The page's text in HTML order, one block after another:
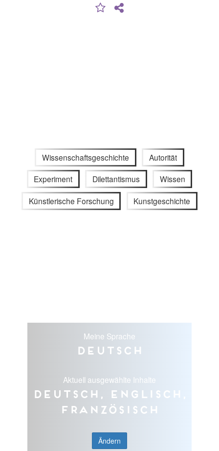
Wissenschaftsgeschichte Autorität
Experiment Dilettantismus Wissen
Künstlerische Forschung Kunstgeschichte
Meine Sprache
Deutsch
Aktuell ausgewählte Inhalte
Deutsch, Englisch,
Französisch
Ändern